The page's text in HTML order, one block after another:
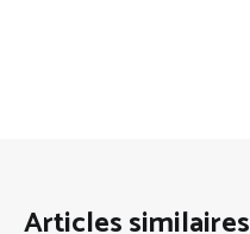
Articles similaires